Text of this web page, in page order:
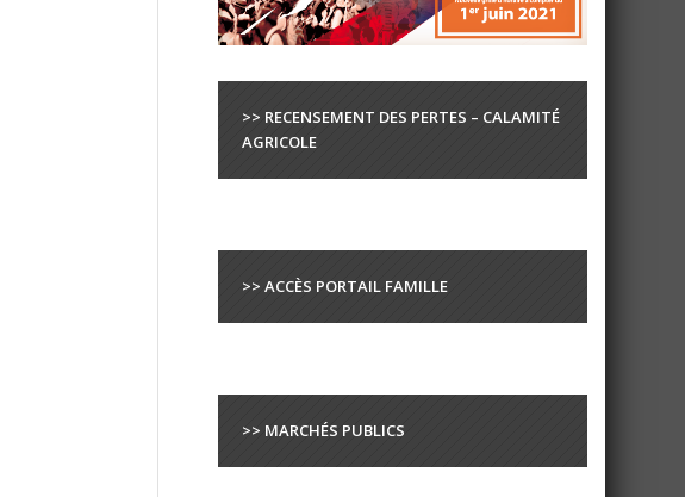
>> RECENSEMENT DES PERTES – CALAMITÉ
AGRICOLE
>> ACCÈS PORTAIL FAMILLE
>> MARCHÉS PUBLICS